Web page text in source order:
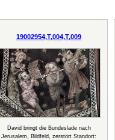
19002954,T,004,T,009
David bringt die Bundeslade nach
Jerusalem, Bildfeld, zerstört Standort: